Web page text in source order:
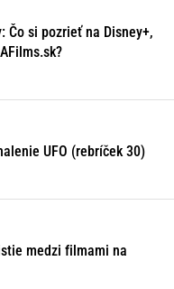
si pozrieť na Disney+,
UFO (rebríček 30)
medzi filmami na